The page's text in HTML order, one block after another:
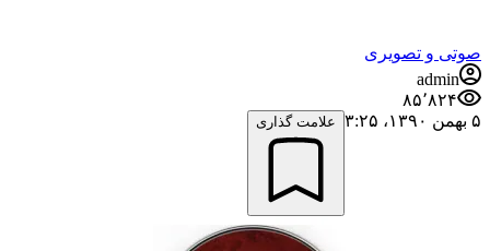
صوتی و تصویری
admin
۸۵٬۸۲۴
۵ بهمن ۱۳۹۰،‏ ۳:۲۵
علامت گذاری